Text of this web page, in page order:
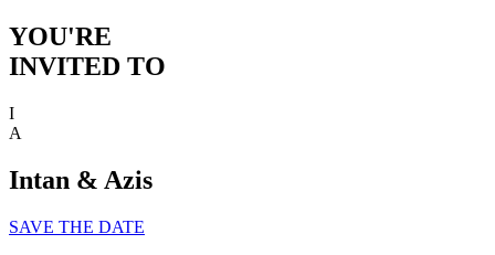
YOU'RE
INVITED TO
I
A
Intan & Azis
SAVE THE DATE